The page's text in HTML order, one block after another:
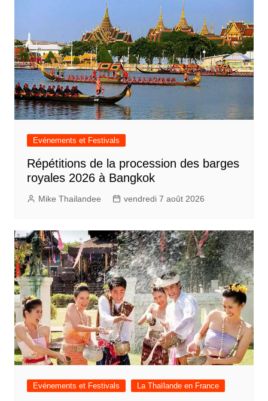
Evénements et Festivals
Répétitions de la procession des barges
royales 2026 à Bangkok
Mike Thailandee vendredi 7 août 2026
Evénements et Festivals La Thaïlande en France